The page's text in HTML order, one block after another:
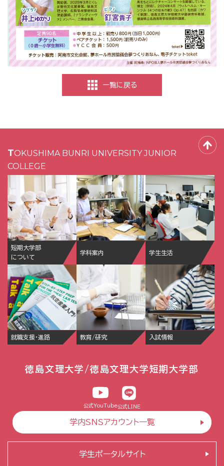
一覧に戻る
TOKUSHIMA BUNRI UNIVERSITY JUNIOR
COLLEGE
短期大学部
について
学科案内 学生生活
就職支援・進路 教育/研究 入試情報
徳島文理大学/徳島文理大学短期大学部
公式YouTube公式LINE
学内SNSアカウント一覧
学生ポータルサイト